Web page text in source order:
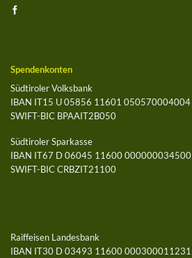
Spendenkonten
Südtiroler Volksbank
IBAN IT15 U 05856 11601 050570004004
SWIFT-BIC BPAAIT2B050
Südtiroler Sparkasse
IBAN IT67 D 06045 11600 000000034500
SWIFT-BIC CRBZIT21100
Raiffeisen Landesbank
IBAN IT30 D 03493 11600 000300011231